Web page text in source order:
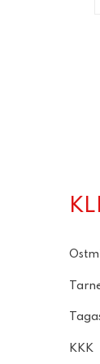
KKK